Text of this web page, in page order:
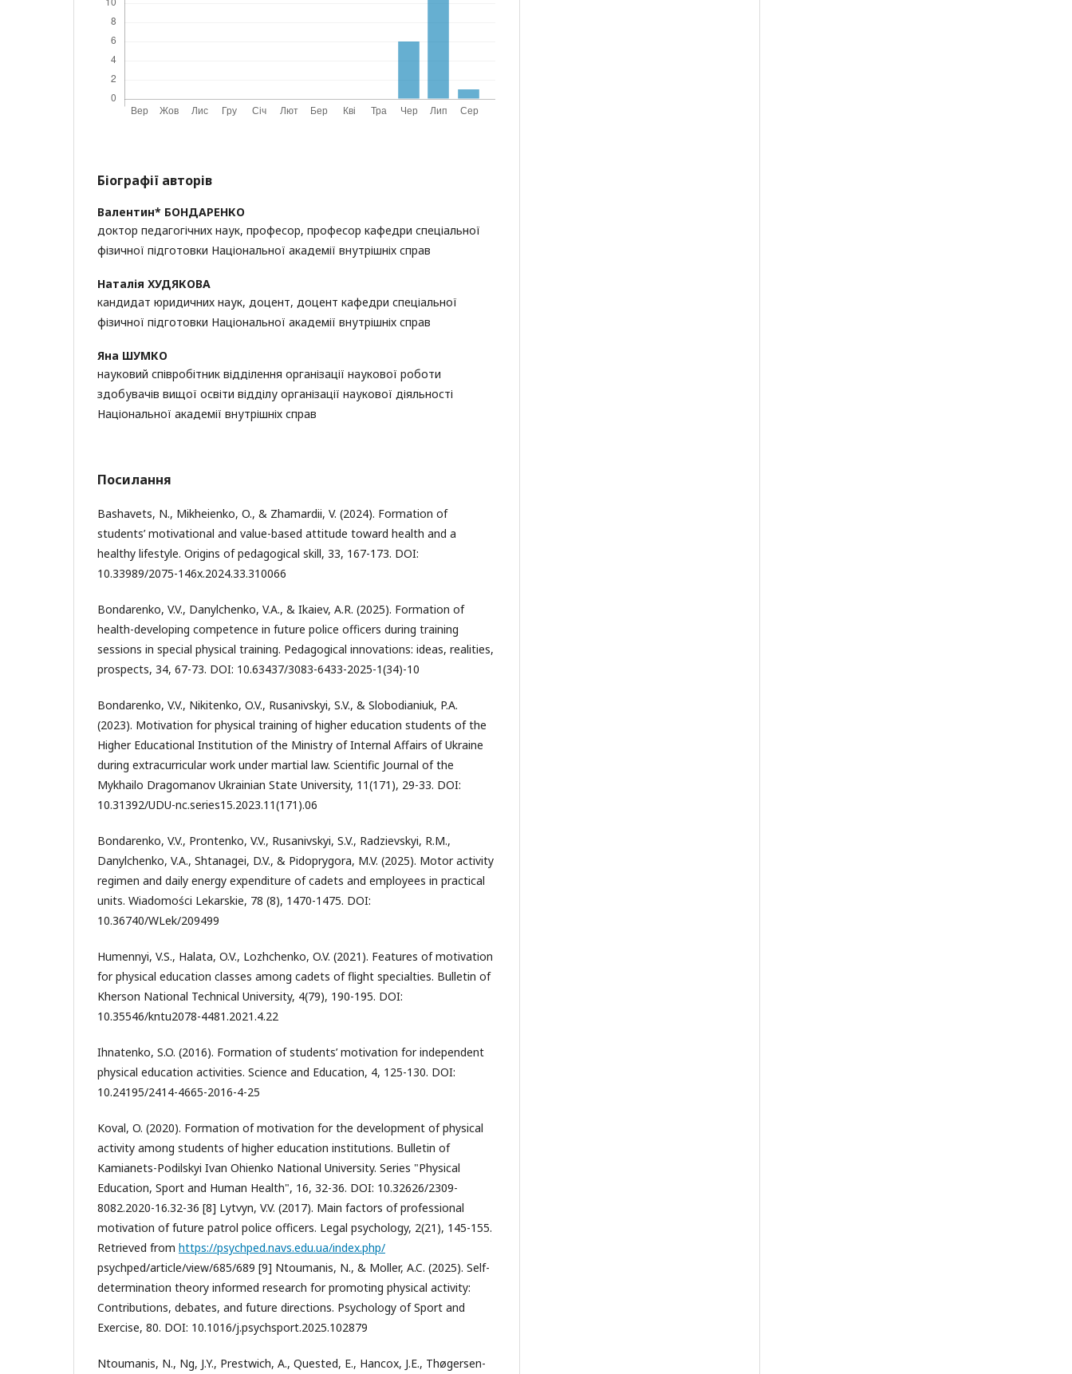
Біографії авторів
Валентин* БОНДАРЕНКО
доктор педагогічних наук, професор, професор кафедри спеціальної
фізичної підготовки Національної академії внутрішніх справ
Наталія ХУДЯКОВА
кандидат юридичних наук, доцент, доцент кафедри спеціальної
фізичної підготовки Національної академії внутрішніх справ
Яна ШУМКО
науковий співробітник відділення організації наукової роботи
здобувачів вищої освіти відділу організації наукової діяльності
Національної академії внутрішніх справ
Посилання
Bashavets, N., Mikheienko, O., & Zhamardii, V. (2024). Formation of
students’ motivational and value-based attitude toward health and a
healthy lifestyle. Origins of pedagogical skill, 33, 167-173. DOI:
10.33989/2075-146x.2024.33.310066
Bondarenko, V.V., Danylchenko, V.A., & Ikaiev, A.R. (2025). Formation of
health-developing competence in future police officers during training
sessions in special physical training. Pedagogical innovations: ideas, realities,
prospects, 34, 67-73. DOI: 10.63437/3083-6433-2025-1(34)-10
Bondarenko, V.V., Nikitenko, O.V., Rusanivskyi, S.V., & Slobodianiuk, P.A.
(2023). Motivation for physical training of higher education students of the
Higher Educational Institution of the Ministry of Internal Affairs of Ukraine
during extracurricular work under martial law. Scientific Journal of the
Mykhailo Dragomanov Ukrainian State University, 11(171), 29-33. DOI:
10.31392/UDU-nc.series15.2023.11(171).06
Bondarenko, V.V., Prontenko, V.V., Rusanivskyi, S.V., Radzievskyi, R.M.,
Danylchenko, V.A., Shtanagei, D.V., & Pidoprygora, M.V. (2025). Motor activity
regimen and daily energy expenditure of cadets and employees in practical
units. Wiadomości Lekarskie, 78 (8), 1470-1475. DOI:
10.36740/WLek/209499
Humennyi, V.S., Halata, O.V., Lozhchenko, O.V. (2021). Features of motivation
for physical education classes among cadets of flight specialties. Bulletin of
Kherson National Technical University, 4(79), 190-195. DOI:
10.35546/kntu2078-4481.2021.4.22
Ihnatenko, S.O. (2016). Formation of students’ motivation for independent
physical education activities. Science and Education, 4, 125-130. DOI:
10.24195/2414-4665-2016-4-25
Koval, O. (2020). Formation of motivation for the development of physical
activity among students of higher education institutions. Bulletin of
Kamianets-Podilskyi Ivan Ohienko National University. Series "Physical
Education, Sport and Human Health", 16, 32-36. DOI: 10.32626/2309-
8082.2020-16.32-36 [8] Lytvyn, V.V. (2017). Main factors of professional
motivation of future patrol police officers. Legal psychology, 2(21), 145-155.
Retrieved from https://psychped.navs.edu.ua/index.php/
psychped/article/view/685/689 [9] Ntoumanis, N., & Moller, A.C. (2025). Self-
determination theory informed research for promoting physical activity:
Contributions, debates, and future directions. Psychology of Sport and
Exercise, 80. DOI: 10.1016/j.psychsport.2025.102879
Ntoumanis, N., Ng, J.Y., Prestwich, A., Quested, E., Hancox, J.E., Thøgersen-